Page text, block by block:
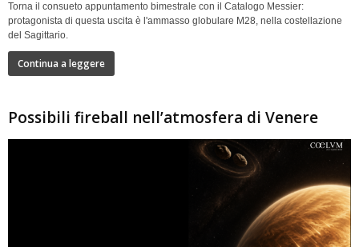
Torna il consueto appuntamento bimestrale con il Catalogo Messier:
protagonista di questa uscita è l'ammasso globulare M28, nella costellazione
del Sagittario.
Continua a leggere
Possibili fireball nell’atmosfera di Venere